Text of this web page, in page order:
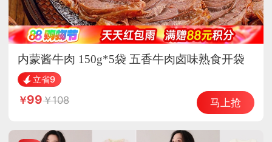
内蒙酱牛肉 150g*5袋 五香牛肉卤味熟食开袋
即食立省9
99 108 马上抢